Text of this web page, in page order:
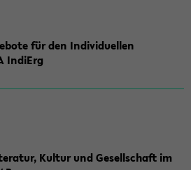
für den Individuellen
IndiErg
Kultur und Gesellschaft im